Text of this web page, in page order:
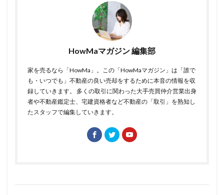
HowMaマガジン 編集部
家を売るなら「HowMa」。この「HowMaマガジン」は「誰で
も・いつでも」不動産の良い売却をするために本音の情報を収
録していきます。 多くの取引に関わった大手売買仲介営業出身
者や不動産鑑定士、宅建資格者など不動産の「取引」を熟知し
たスタッフで編集していきます。